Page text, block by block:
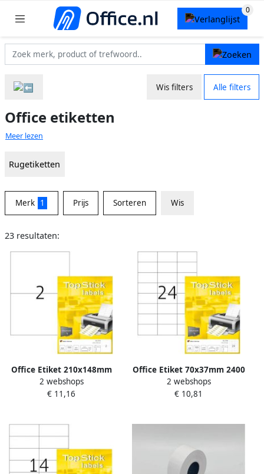
Wis filters Alle filters
Office etiketten
Meer lezen
Rugetiketten
Merk 1 Prijs Sorteren Wis
23 resultaten:
Office Etiket 210x148mm
200 stuks
2 webshops
€ 11,16
Office Etiket 70x37mm 2400
stuks
2 webshops
€ 10,81